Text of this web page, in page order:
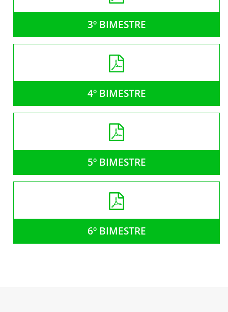
3º BIMESTRE
4º BIMESTRE
5º BIMESTRE
6º BIMESTRE